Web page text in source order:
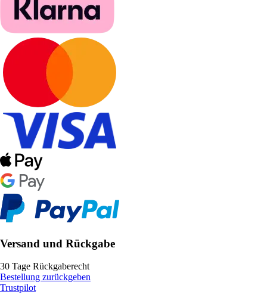
Versand und Rückgabe
30 Tage Rückgaberecht
Bestellung zurückgeben
Trustpilot